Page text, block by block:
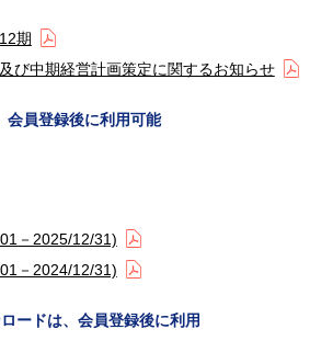
期
び中期経営計画策定に関するお知らせ
会員登録後に利用可能
－2025/12/31)
－2024/12/31)
ードは、会員登録後に利用